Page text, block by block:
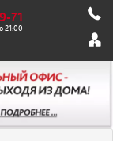
71
21:00